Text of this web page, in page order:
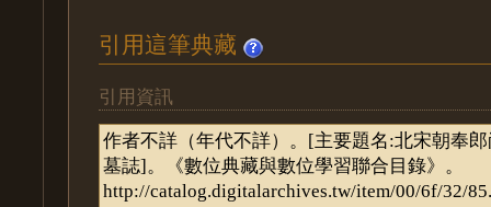
引用這筆典藏
引用資訊